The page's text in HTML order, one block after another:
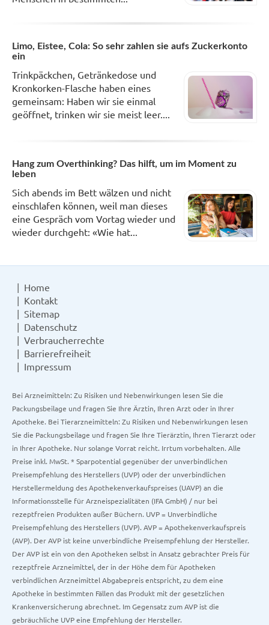
Limo, Eistee, Cola: So sehr zahlen sie aufs Zuckerkonto
ein
Trinkpäckchen, Getränkedose und
Kronkorken-Flasche haben eines
gemeinsam: Haben wir sie einmal
geöffnet, trinken wir sie meist leer....
Hang zum Overthinking? Das hilft, um im Moment zu
leben
Sich abends im Bett wälzen und nicht
einschlafen können, weil man dieses
eine Gespräch vom Vortag wieder und
wieder durchgeht: «Wie hat...
Home
Kontakt
Sitemap
Datenschutz
Verbraucherrechte
Barrierefreiheit
Impressum
Bei Arzneimitteln: Zu Risiken und Nebenwirkungen lesen Sie die
Packungsbeilage und fragen Sie Ihre Ärztin, Ihren Arzt oder in Ihrer
Apotheke. Bei Tierarzneimitteln: Zu Risiken und Nebenwirkungen lesen
Sie die Packungsbeilage und fragen Sie Ihre Tierärztin, Ihren Tierarzt oder
in Ihrer Apotheke. Nur solange Vorrat reicht. Irrtum vorbehalten. Alle
Preise inkl. MwSt. * Sparpotential gegenüber der unverbindlichen
Preisempfehlung des Herstellers (UVP) oder der unverbindlichen
Herstellermeldung des Apothekenverkaufspreises (UAVP) an die
Informationsstelle für Arzneispezialitäten (IFA GmbH) / nur bei
rezeptfreien Produkten außer Büchern. UVP = Unverbindliche
Preisempfehlung des Herstellers (UVP). AVP = Apothekenverkaufspreis
(AVP). Der AVP ist keine unverbindliche Preisempfehlung der Hersteller.
Der AVP ist ein von den Apotheken selbst in Ansatz gebrachter Preis für
rezeptfreie Arzneimittel, der in der Höhe dem für Apotheken
verbindlichen Arzneimittel Abgabepreis entspricht, zu dem eine
Apotheke in bestimmten Fällen das Produkt mit der gesetzlichen
Krankenversicherung abrechnet. Im Gegensatz zum AVP ist die
gebräuchliche UVP eine Empfehlung der Hersteller.